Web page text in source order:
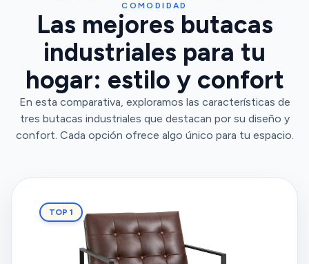
COMODIDAD
Las mejores butacas
industriales para tu
hogar: estilo y confort
En esta comparativa, exploramos las características de
tres butacas industriales que destacan por su diseño y
confort. Cada opción ofrece algo único para tu espacio.
TOP 1